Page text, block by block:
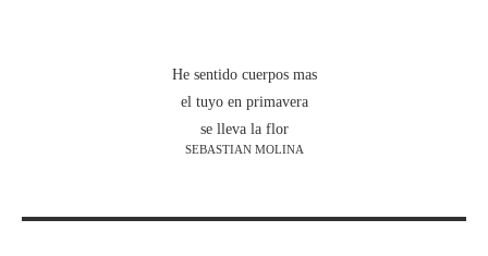
He sentido cuerpos mas
el tuyo en primavera
se lleva la flor
SEBASTIAN MOLINA